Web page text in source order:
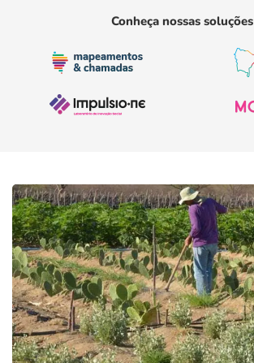
Conheça nossas soluções